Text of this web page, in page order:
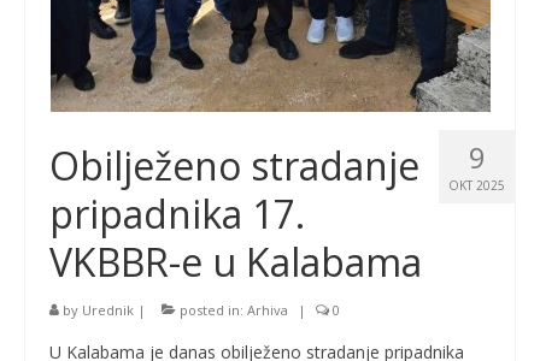
9
OKT 2025
Obilježeno stradanje
pripadnika 17.
VKBBR-e u Kalabama
by Urednik | posted in: Arhiva | 0
U Kalabama je danas obilježeno stradanje pripadnika